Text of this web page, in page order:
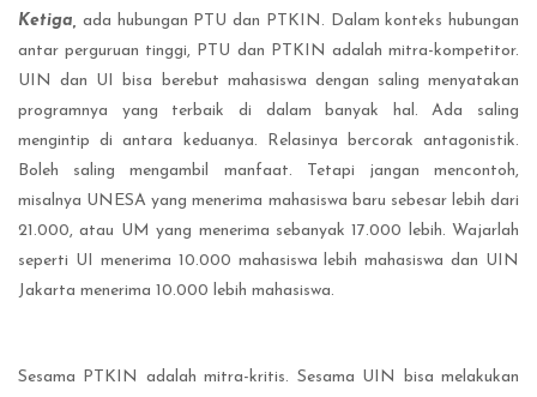
Ketiga, ada hubungan PTU dan PTKIN. Dalam konteks hubungan
antar perguruan tinggi, PTU dan PTKIN adalah mitra-kompetitor.
UIN dan UI bisa berebut mahasiswa dengan saling menyatakan
programnya yang terbaik di dalam banyak hal. Ada saling
mengintip di antara keduanya. Relasinya bercorak antagonistik.
Boleh saling mengambil manfaat. Tetapi jangan mencontoh,
misalnya UNESA yang menerima mahasiswa baru sebesar lebih dari
21.000, atau UM yang menerima sebanyak 17.000 lebih. Wajarlah
seperti UI menerima 10.000 mahasiswa lebih mahasiswa dan UIN
Jakarta menerima 10.000 lebih mahasiswa.
Sesama PTKIN adalah mitra-kritis. Sesama UIN bisa melakukan